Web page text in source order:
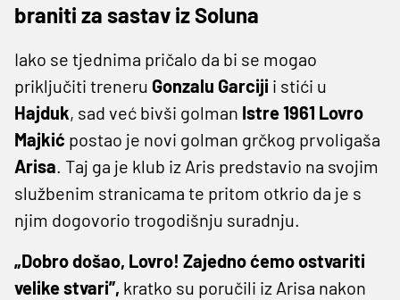
braniti za sastav iz Soluna
Iako se tjednima pričalo da bi se mogao
priključiti treneru Gonzalu Garciji i stići u
Hajduk, sad već bivši golman Istre 1961 Lovro
Majkić postao je novi golman grčkog prvoligaša
Arisa. Taj ga je klub iz Aris predstavio na svojim
službenim stranicama te pritom otkrio da je s
njim dogovorio trogodišnju suradnju.
„Dobro došao, Lovro! Zajedno ćemo ostvariti
velike stvari”, kratko su poručili iz Arisa nakon